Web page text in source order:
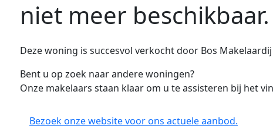
niet meer beschikbaar.
Deze woning is succesvol verkocht door Bos Makelaardij
Bent u op zoek naar andere woningen?
Onze makelaars staan klaar om u te assisteren bij het
Bezoek onze website voor ons actuele aanbod.